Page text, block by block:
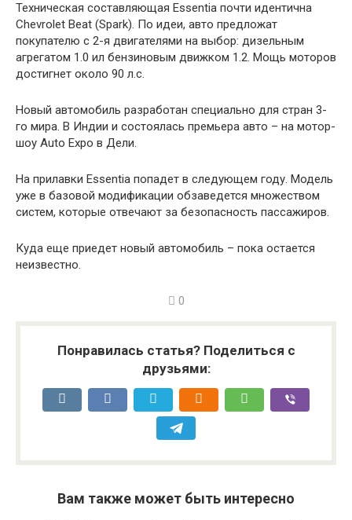
Техническая составляющая Essentia почти идентична
Chevrolet Beat (Spark). По идеи, авто предложат
покупателю с 2-я двигателями на выбор: дизельным
агрегатом 1.0 ил бензиновым движком 1.2. Мощь моторов
достигнет около 90 л.с.
Новый автомобиль разработан специально для стран 3-
го мира. В Индии и состоялась премьера авто – на мотор-
шоу Auto Expo в Дели.
На прилавки Essentia попадет в следующем году. Модель
уже в базовой модификации обзаведется множеством
систем, которые отвечают за безопасность пассажиров.
Куда еще приедет новый автомобиль – пока остается
неизвестно.
0
Понравилась статья? Поделиться с
друзьями:
Вам также может быть интересно